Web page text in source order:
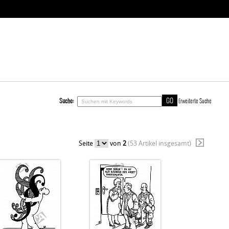
Suche: Erweiterte Suche
Seite von2 (53 Artikel insgesamt)